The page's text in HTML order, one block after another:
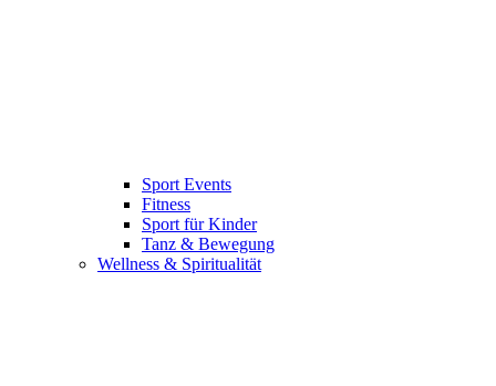
Sport Events
Fitness
Sport für Kinder
Tanz & Bewegung
Wellness & Spiritualität